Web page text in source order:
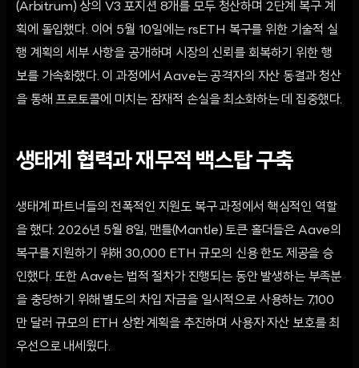
(Arbitrum) 상의 V3 포지션 8개를 모두 청산하며 2단계 복구 계
획에 돌입했다. 이어 5월 10일에는 rsETH 복구를 위한 기술적 실
행 계획의 세부 사항을 공개하며 시장의 신뢰를 회복하기 위한 행
보를 가속화했다. 이 과정에서 Aave는 공격자의 자산 동결과 청산
을 통해 프로토콜에 미치는 잠재적 손실을 최소화하는 데 집중했다.
생태계 협력과 재무적 백스탑 구축
생태계 파트너들의 전폭적인 지원도 복구 과정에서 핵심적인 역할
을 했다. 2026년 5월 8일, 맨틀(Mantle) 토큰 홀더들은 Aave의
복구를 지원하기 위해 30,000 ETH 규모의 신용 한도 제공을 승
인했다. 또한 Aave는 법적 절차가 진행되는 동안 발생하는 부족분
을 충당하기 위해 별도의 차입 자금을 일시적으로 사용하는 7,100
만 달러 규모의 ETH 상환 계획을 추진하며 사용자 자산 보호를 최
우선으로 내세웠다.